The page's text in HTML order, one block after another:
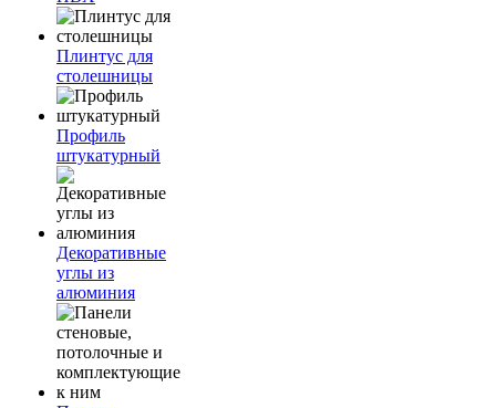
Плинтус для
столешницы
Профиль
штукатурный
Декоративные
углы из
алюминия